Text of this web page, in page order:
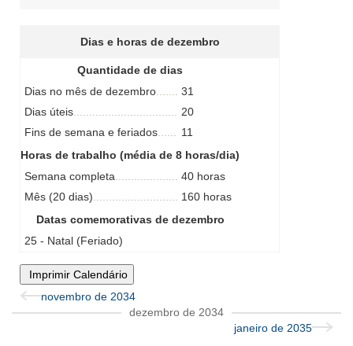
Dias e horas de dezembro
Quantidade de dias
Dias no mês de dezembro
31
Dias úteis
20
Fins de semana e feriados
11
Horas de trabalho (média de 8 horas/dia)
Semana completa
40 horas
Mês (20 dias)
160 horas
Datas comemorativas de dezembro
25 - Natal (Feriado)
Imprimir Calendário
novembro de 2034
dezembro de 2034
janeiro de 2035